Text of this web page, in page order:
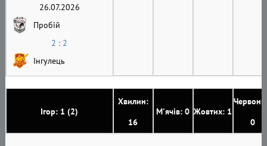
Ігор: 1 (2)
Хвилин:
16
М'ячів: 0 Жовтих: 1
0
26.07.2026
Пробій
2 : 2
Інгулець